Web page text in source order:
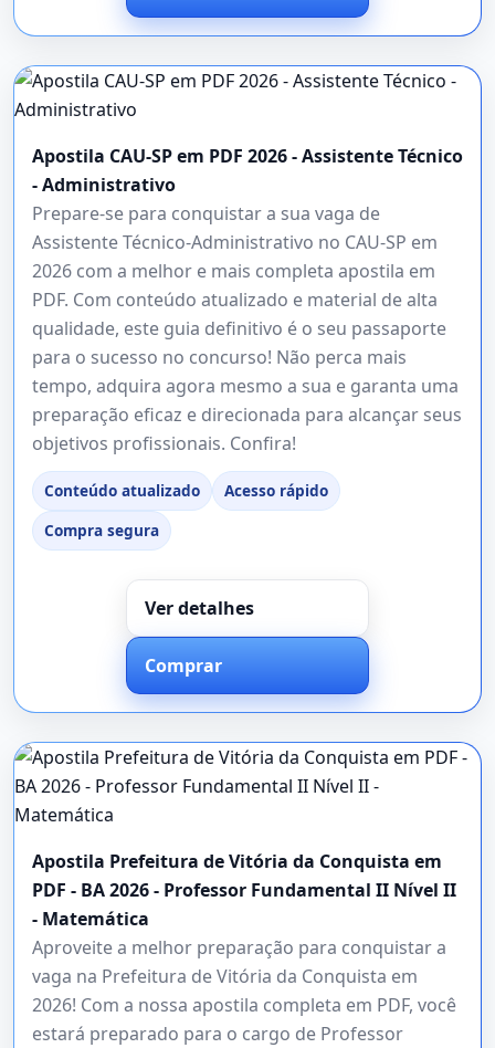
Apostila CAU-SP em PDF 2026 - Assistente Técnico
- Administrativo
Prepare-se para conquistar a sua vaga de
Assistente Técnico-Administrativo no CAU-SP em
2026 com a melhor e mais completa apostila em
PDF. Com conteúdo atualizado e material de alta
qualidade, este guia definitivo é o seu passaporte
para o sucesso no concurso! Não perca mais
tempo, adquira agora mesmo a sua e garanta uma
preparação eficaz e direcionada para alcançar seus
objetivos profissionais. Confira!
Conteúdo atualizado
Acesso rápido
Compra segura
Ver detalhes
Comprar
Apostila Prefeitura de Vitória da Conquista em
PDF - BA 2026 - Professor Fundamental II Nível II
- Matemática
Aproveite a melhor preparação para conquistar a
vaga na Prefeitura de Vitória da Conquista em
2026! Com a nossa apostila completa em PDF, você
estará preparado para o cargo de Professor